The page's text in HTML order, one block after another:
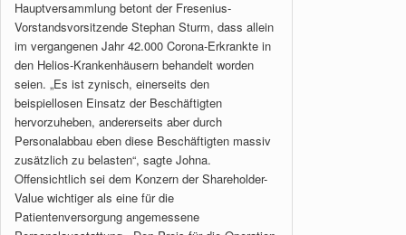
Hauptversammlung betont der Fresenius-
Vorstandsvorsitzende Stephan Sturm, dass allein
im vergangenen Jahr 42.000 Corona-Erkrankte in
den Helios-Krankenhäusern behandelt worden
seien. „Es ist zynisch, einerseits den
beispiellosen Einsatz der Beschäftigten
hervorzuheben, andererseits aber durch
Personalabbau eben diese Beschäftigten massiv
zusätzlich zu belasten“, sagte Johna.
Offensichtlich sei dem Konzern der Shareholder-
Value wichtiger als eine für die
Patientenversorgung angemessene